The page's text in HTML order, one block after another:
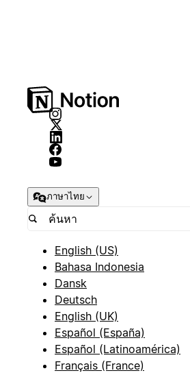
ภาษาไทย
English (US)
Bahasa Indonesia
Dansk
Deutsch
English (UK)
Español (España)
Español (Latinoamérica)
Français (France)